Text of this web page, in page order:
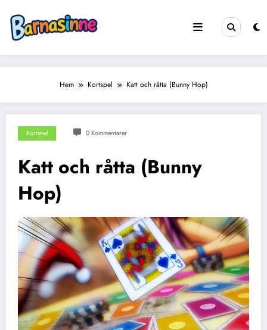
innehåll
Hem Kortspel Katt och råtta (Bunny Hop)
Kortspel 0 Kommentarer
Katt och råtta (Bunny
Hop)